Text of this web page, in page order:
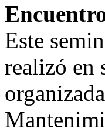
Este
realizó en